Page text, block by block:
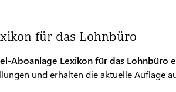
für das Lohnbüro
Aboanlage Lexikon für das Lohnbüro
und erhalten die aktuelle Auflage